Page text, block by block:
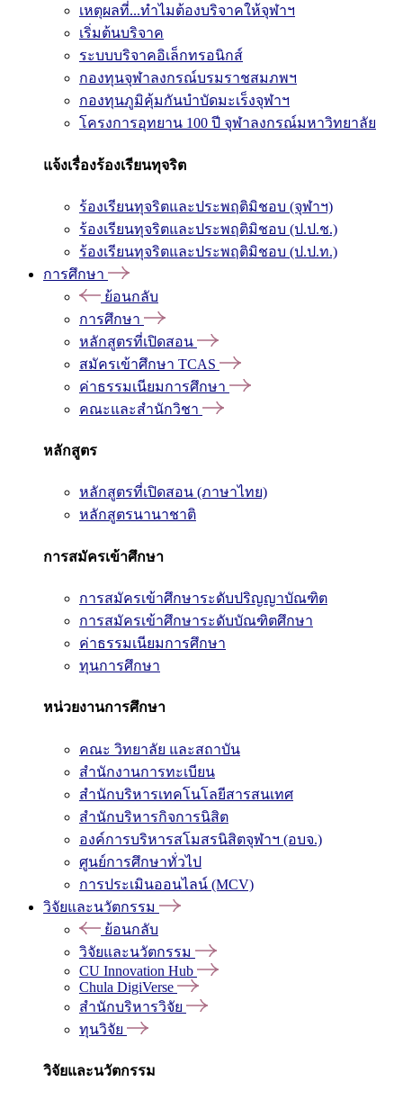
เหตุผลที่...ทำไมต้องบริจาคให้จุฬาฯ
เริ่มต้นบริจาค
ระบบบริจาคอิเล็กทรอนิกส์
กองทุนจุฬาลงกรณ์บรมราชสมภพฯ
กองทุนภูมิคุ้มกันบำบัดมะเร็งจุฬาฯ
โครงการอุทยาน 100 ปี จุฬาลงกรณ์มหาวิทยาลัย
แจ้งเรื่องร้องเรียนทุจริต
ร้องเรียนทุจริตและประพฤติมิชอบ (จุฬาฯ)
ร้องเรียนทุจริตและประพฤติมิชอบ (ป.ป.ช.)
ร้องเรียนทุจริตและประพฤติมิชอบ (ป.ป.ท.)
การศึกษา
ย้อนกลับ
การศึกษา
หลักสูตรที่เปิดสอน
สมัครเข้าศึกษา TCAS
ค่าธรรมเนียมการศึกษา
คณะและสำนักวิชา
หลักสูตร
หลักสูตรที่เปิดสอน (ภาษาไทย)
หลักสูตรนานาชาติ
การสมัครเข้าศึกษา
การสมัครเข้าศึกษาระดับปริญญาบัณฑิต
การสมัครเข้าศึกษาระดับบัณฑิตศึกษา
ค่าธรรมเนียมการศึกษา
ทุนการศึกษา
หน่วยงานการศึกษา
คณะ วิทยาลัย และสถาบัน
สำนักงานการทะเบียน
สำนักบริหารเทคโนโลยีสารสนเทศ
สำนักบริหารกิจการนิสิต
องค์การบริหารสโมสรนิสิตจุฬาฯ (อบจ.)
ศูนย์การศึกษาทั่วไป
การประเมินออนไลน์ (MCV)
วิจัยและนวัตกรรม
ย้อนกลับ
วิจัยและนวัตกรรม
CU Innovation Hub
Chula DigiVerse
สำนักบริหารวิจัย
ทุนวิจัย
วิจัยและนวัตกรรม